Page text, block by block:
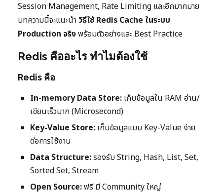
Session Management, Rate Limiting และอีกมากมาย
บทความนี้จะแนะนำ วิธีใช้ Redis Cache ในระบบ
Production จริงพร้อมตัวอย่างและ Best Practice
Redis คืออะไร ทำไมต้องใช้
Redis คือ
In-memory Data Store: เก็บข้อมูลใน RAM อ่าน/
เขียนเร็วมาก (Microsecond)
Key-Value Store: เก็บข้อมูลแบบ Key-Value ง่าย
ต่อการใช้งาน
Data Structure:รองรับ String, Hash, List, Set,
Sorted Set, Stream
Open Source:ฟรี มี Community ใหญ่